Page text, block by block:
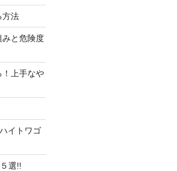
方法
と危険度
上手なや
イトワゴ
選!!